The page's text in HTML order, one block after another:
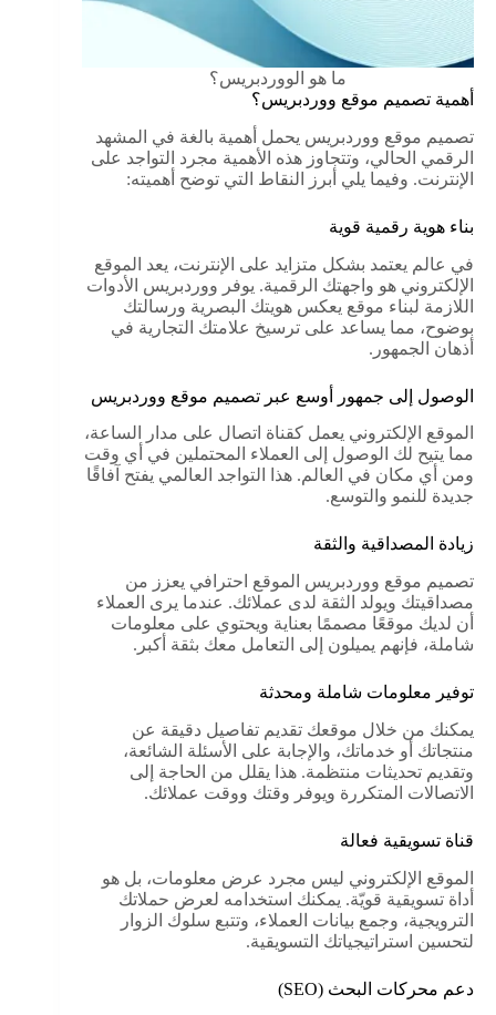
ما هو الووردبريس؟
أهمية تصميم موقع ووردبريس؟
تصميم موقع ووردبريس يحمل أهمية بالغة في المشهد
الرقمي الحالي، وتتجاوز هذه الأهمية مجرد التواجد على
الإنترنت. وفيما يلي أبرز النقاط التي توضح أهميته:
بناء هوية رقمية قوية
في عالم يعتمد بشكل متزايد على الإنترنت، يعد الموقع
الإلكتروني هو واجهتك الرقمية. يوفر ووردبريس الأدوات
اللازمة لبناء موقع يعكس هويتك البصرية ورسالتك
بوضوح، مما يساعد على ترسيخ علامتك التجارية في
أذهان الجمهور.
الوصول إلى جمهور أوسع عبر تصميم موقع ووردبريس
الموقع الإلكتروني يعمل كقناة اتصال على مدار الساعة،
مما يتيح لك الوصول إلى العملاء المحتملين في أي وقت
ومن أي مكان في العالم. هذا التواجد العالمي يفتح آفاقًا
جديدة للنمو والتوسع.
زيادة المصداقية والثقة
تصميم موقع ووردبريس الموقع احترافي يعزز من
مصداقيتك ويولد الثقة لدى عملائك. عندما يرى العملاء
أن لديك موقعًا مصممًا بعناية ويحتوي على معلومات
شاملة، فإنهم يميلون إلى التعامل معك بثقة أكبر.
توفير معلومات شاملة ومحدثة
يمكنك من خلال موقعك تقديم تفاصيل دقيقة عن
منتجاتك أو خدماتك، والإجابة على الأسئلة الشائعة،
وتقديم تحديثات منتظمة. هذا يقلل من الحاجة إلى
الاتصالات المتكررة ويوفر وقتك ووقت عملائك.
قناة تسويقية فعالة
الموقع الإلكتروني ليس مجرد عرض معلومات، بل هو
أداة تسويقية قويّة. يمكنك استخدامه لعرض حملاتك
الترويجية، وجمع بيانات العملاء، وتتبع سلوك الزوار
لتحسين استراتيجياتك التسويقية.
دعم محركات البحث (SEO)